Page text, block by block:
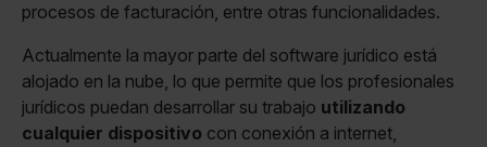
procesos de facturación, entre otras funcionalidades.
Actualmente la mayor parte del software jurídico está
alojado en la nube, lo que permite que los profesionales
jurídicos puedan desarrollar su trabajo utilizando
cualquier dispositivo con conexión a internet,